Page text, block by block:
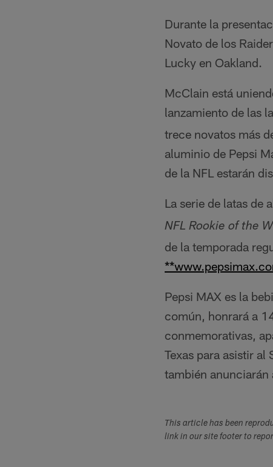
Durante la
Novato de los
Lucky en Oakland.
McClain está
lanzamiento de las
trece novatos más
aluminio de Pepsi
de la NFL estarán
La serie de latas de
NFL Rookie of the
de la temporada
Pepsi MAX es la
común, honrará a
conmemorativas,
Texas para asistir al
también
This article has been
link in our site footer to